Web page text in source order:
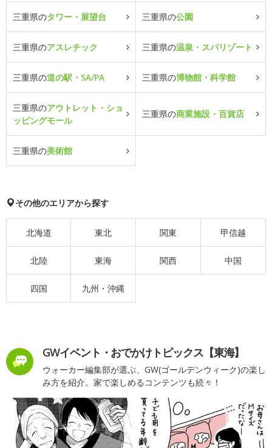
三重県のタワー・展望台 三重県の公園
三重県のアスレチック 三重県の温泉・スパリゾート
三重県の道の駅・SA/PA 三重県の博物館・科学館
三重県のアウトレット・ショ
ッピングモール
三重県の商業施設・百貨店
三重県の美術館
その他のエリアから探す
北海道 東北 関東 甲信越
北陸 東海 関西 中国
四国 九州・沖縄
GWイベント・おでかけトピックス【東海】
ウォーカー編集部が選ぶ、GW(ゴールデンウィーク)の楽し
み方を紹介。家で楽しめるコンテンツも続々！